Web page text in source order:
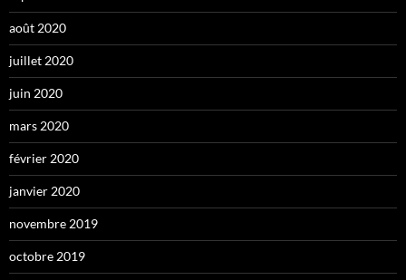
août 2020
juillet 2020
juin 2020
mars 2020
février 2020
janvier 2020
novembre 2019
octobre 2019